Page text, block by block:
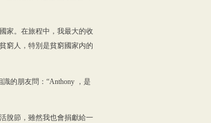
家。在旅程中，我最大的收
窮人，特別是貧窮國家内的
的朋友問：“Anthony ，是
脫節，雖然我也會捐獻給一